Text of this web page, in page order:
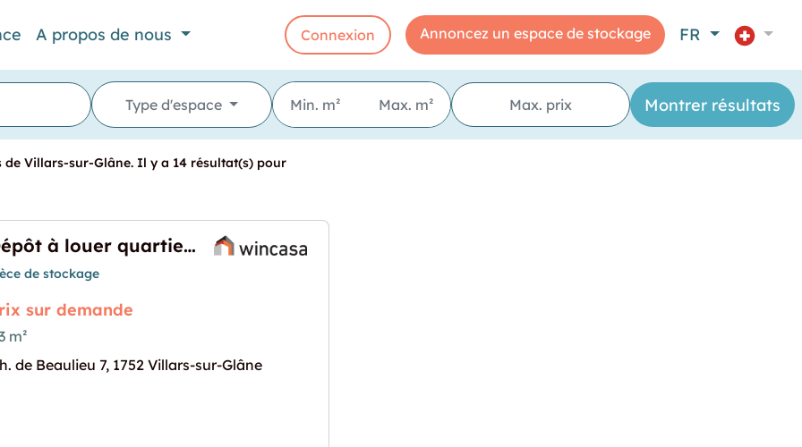
A propos de nous Connexion Annoncez un espace de stockage FR
Type d'espace
Villars-sur-Glâne. Il y a 14 résultat(s) pour
Beaulieu"pour "Dépôt à louer quartier Beaulieu"
Dépôt à louer quartier Beaulieu
de stockage
sur demande
m²
de Beaulieu 7, 1752 Villars-sur-Glâne